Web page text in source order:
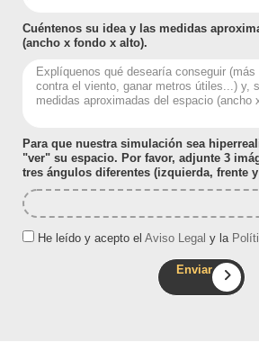
Cuéntenos su idea y las medidas
(ancho x fondo x alto).
Para que nuestra simulación sea
"ver" su espacio. Por favor, adjunte 3
tres ángulos diferentes (izquierda, frente
He leído y acepto el Aviso Legal y la
Enviar